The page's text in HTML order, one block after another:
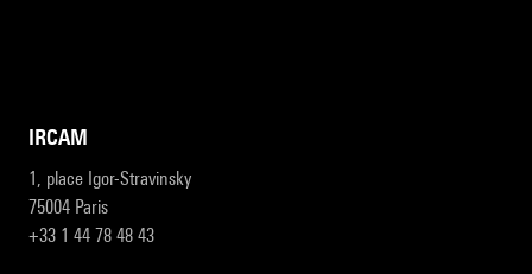
IRCAM
1, place Igor-Stravinsky
75004 Paris
+33 1 44 78 48 43